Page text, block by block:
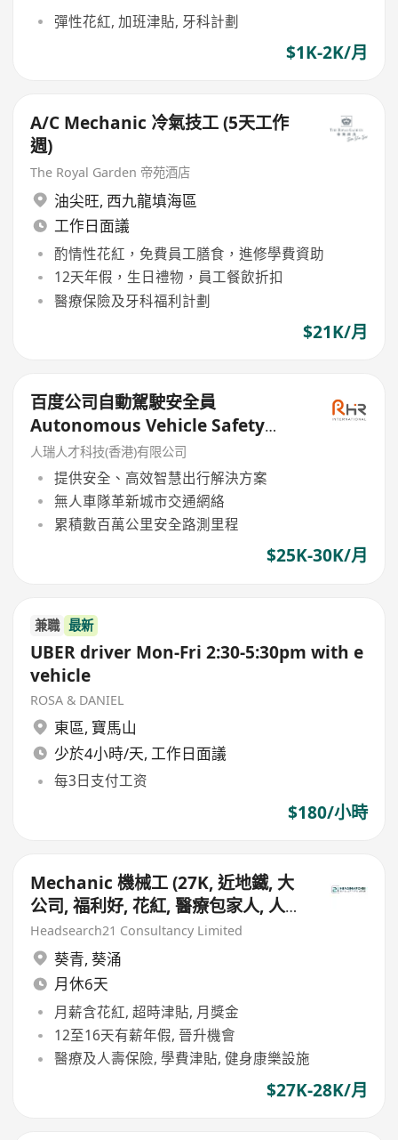
彈性花紅, 加班津貼, 牙科計劃
$1K-2K/月
A/C Mechanic 冷氣技工 (5天工作
週)
The Royal Garden 帝苑酒店
油尖旺, 西九龍填海區
工作日面議
酌情性花紅，免費員工膳食，進修學費資助
12天年假，生日禮物，員工餐飲折扣
醫療保險及牙科福利計劃
$21K/月
百度公司自動駕駛安全員
Autonomous Vehicle Safety
Operator
人瑞人才科技(香港)有限公司
提供安全、高效智慧出行解決方案
無人車隊革新城市交通網絡
累積數百萬公里安全路測里程
$25K-30K/月
兼職 最新
UBER driver Mon-Fri 2:30-5:30pm with e
vehicle
ROSA & DANIEL
東區, 寶馬山
少於4小時/天, 工作日面議
每3日支付工资
$180/小時
Mechanic 機械工 (27K, 近地鐵, 大
公司, 福利好, 花紅, 醫療包家人, 人壽
保險)
Headsearch21 Consultancy Limited
葵青, 葵涌
月休6天
月薪含花紅, 超時津貼, 月獎金
12至16天有薪年假, 晉升機會
醫療及人壽保險, 學費津貼, 健身康樂設施
$27K-28K/月